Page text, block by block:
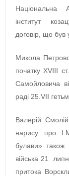
Національна
інститут
договір, що був
Микола
початку XVIII
Самойловича
раді 25.VII
Валерій
нарису про
булави» також
війська 21
притока